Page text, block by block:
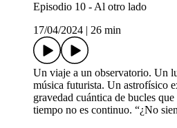
Episodio 10 - Al otro lado
17/04/2024
26 min
Un viaje a un observatorio. Un
música futurista. Un astrofísico
gravedad cuántica de bucles
tiempo no es continuo. “¿No